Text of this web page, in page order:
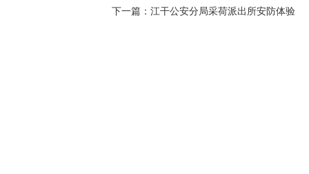
下一篇： 江干公安分局采荷派出所安防体验